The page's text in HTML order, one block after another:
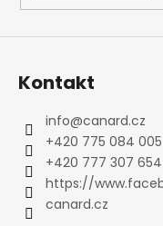
Kontakt
info@canard.cz
+420 775 084 005
+420 777 307 654
https://
canard.cz